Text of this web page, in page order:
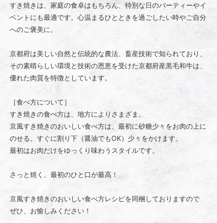
すき焼きは、家庭の食卓はもちろん、特別な日のパーティーやイ
ベントにも最適です。心温まるひとときを過ごしたい時やご自分
へのご褒美に。
京都府は美しい自然と伝統的な農法、畜産技術で知られており、
その素晴らしい環境と技術の恩恵を受けた京都府産黒毛和牛は、
優れた肉質を特徴としています。
［食べ方について］
すき焼きの食べ方は、地方によりさまざま。
京風すき焼きのおいしい食べ方は、最初に砂糖少々をお肉の上に
のせる。すぐに割り下（醤油でもOK）少々をかけます。
最初はお肉だけをゆっくり味わうスタイルです。
さっと焼く、最初のひと口が最高！
京風すき焼きのおいしい食べ方レシピを同梱しておりますので
ぜひ、お愉しみください！